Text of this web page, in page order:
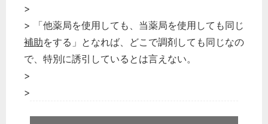
>
> 「他薬局を使用しても、当薬局を使用しても同じ
補助をする」となれば、どこで調剤しても同じなの
で、特別に誘引しているとは言えない。
>
>